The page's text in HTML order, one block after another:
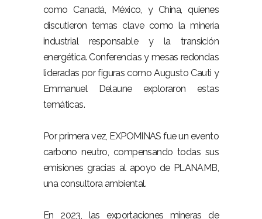
como Canadá, México, y China, quienes
discutieron temas clave como la minería
industrial responsable y la transición
energética. Conferencias y mesas redondas
lideradas por figuras como Augusto Cauti y
Emmanuel Delaune exploraron estas
temáticas.
Por primera vez, EXPOMINAS fue un evento
carbono neutro, compensando todas sus
emisiones gracias al apoyo de PLANAMB,
una consultora ambiental.
En 2023, las exportaciones mineras de